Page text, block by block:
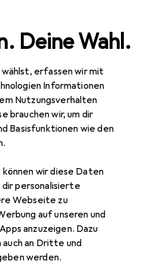
Deine Wahl.
erfassen wir mit
Informationen
Nutzungsverhalten
brauchen wir, um dir
Basisfunktionen wie den
wir diese Daten
dir personalisierte
Webseite zu
auf unseren und
anzuzeigen. Dazu
an Dritte und
werden.
Tablets Smartphone Zubehör